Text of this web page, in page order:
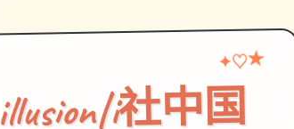
illusion|i社中国
✦
♡★